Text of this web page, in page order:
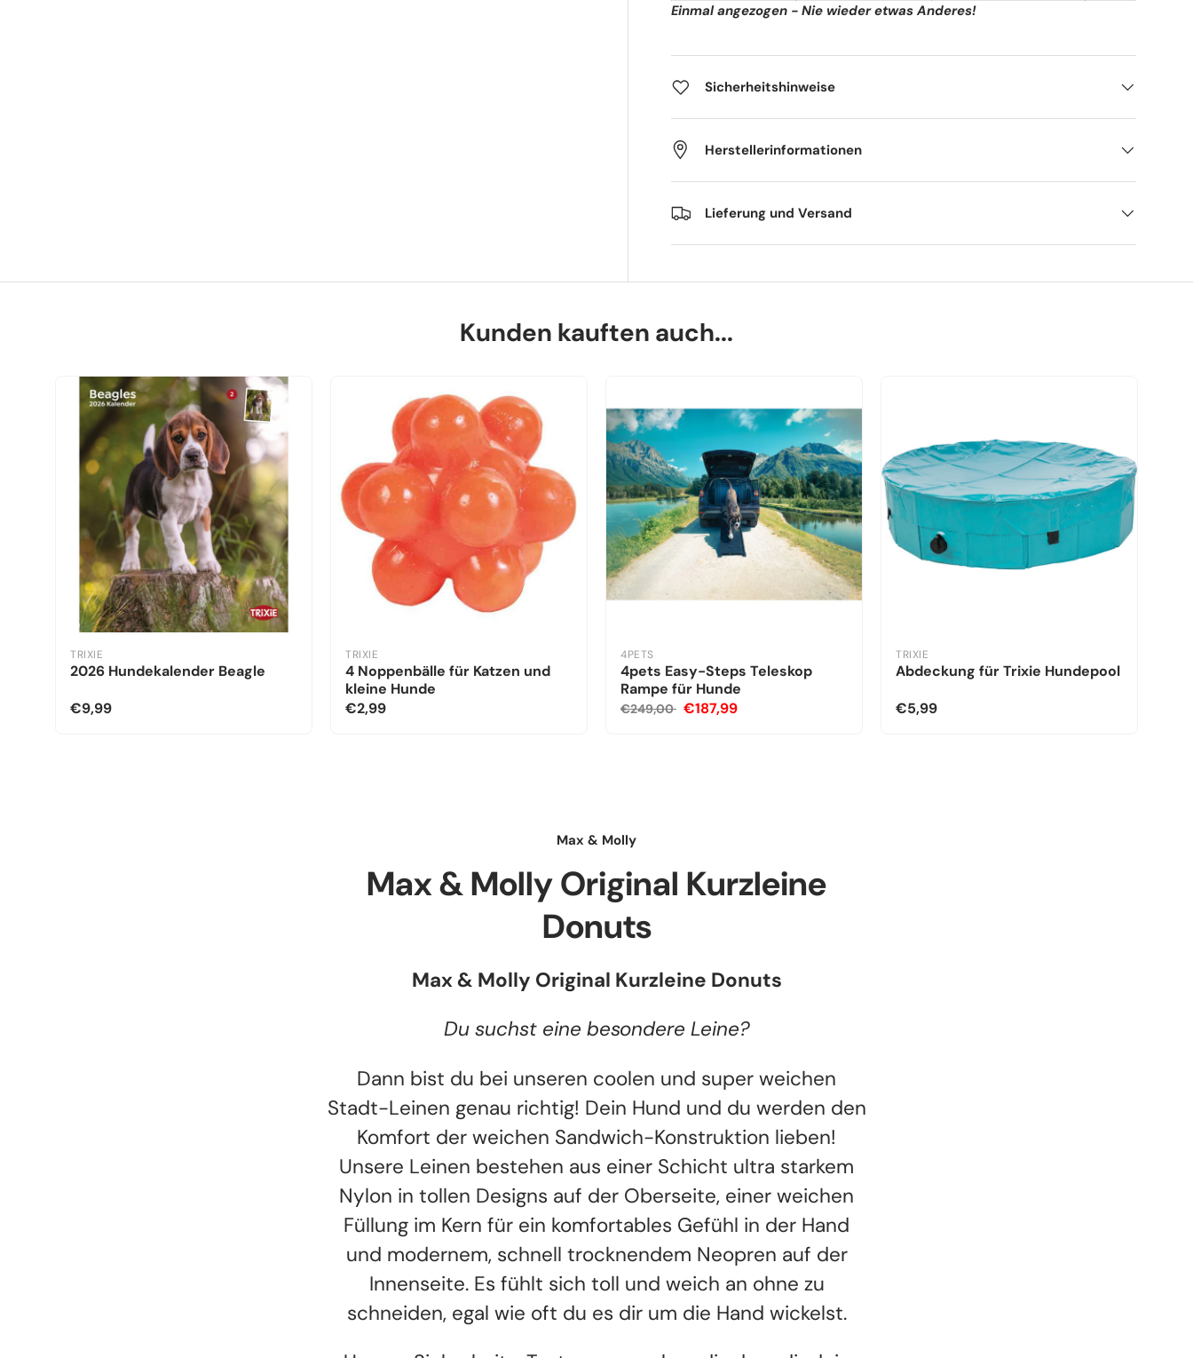
Einmal angezogen - Nie wieder etwas Anderes!
Sicherheitshinweise
Herstellerinformationen
Lieferung und Versand
Kunden kauften auch...
TRIXIE
2026 Hundekalender Beagle
€9,99
TRIXIE
4 Noppenbälle für Katzen und
kleine Hunde
€2,99
4PETS
4pets Easy-Steps Teleskop
Rampe für Hunde
€249,00 €187,99
TRIXIE
Abdeckung für Trixie Hundepool
€5,99
Max & Molly
Max & Molly Original Kurzleine
Donuts
Max & Molly Original Kurzleine Donuts
Du suchst eine besondere Leine?
Dann bist du bei unseren coolen und super weichen
Stadt-Leinen genau richtig! Dein Hund und du werden den
Komfort der weichen Sandwich-Konstruktion lieben!
Unsere Leinen bestehen aus einer Schicht ultra starkem
Nylon in tollen Designs auf der Oberseite, einer weichen
Füllung im Kern für ein komfortables Gefühl in der Hand
und modernem, schnell trocknendem Neopren auf der
Innenseite. Es fühlt sich toll und weich an ohne zu
schneiden, egal wie oft du es dir um die Hand wickelst.